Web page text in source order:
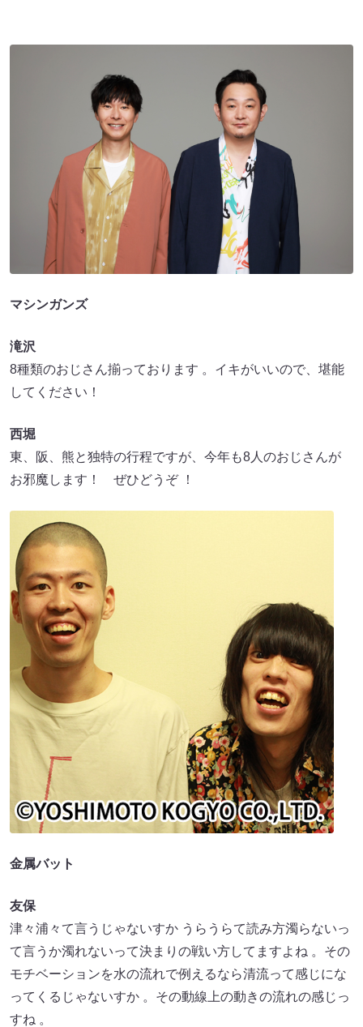
マシンガンズ
滝沢
8種類のおじさん揃っております 。イキがいいので、堪能
してください！
西堀
東、阪、熊と独特の行程ですが、今年も8人のおじさんが
お邪魔します！ ぜひどうぞ ！
金属バット
友保
津々浦々て言うじゃないすか うらうらて読み方濁らないっ
て言うか濁れないって決まりの戦い方してますよね 。その
モチベーションを水の流れで例えるなら清流って感じにな
ってくるじゃないすか 。その動線上の動きの流れの感じっ
すね 。